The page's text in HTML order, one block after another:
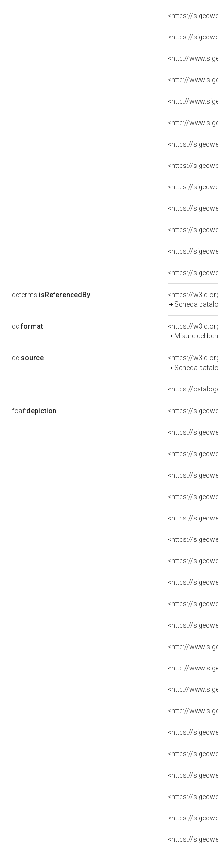
<https://
<https://
<http://
<http://
<http://
<http://
<https://
<https://
<https://
<https://
<https://
<https://
<https://
dcterms:isReferencedBy
<https://
Scheda
dc:format
<https://
Misure del
dc:source
<https://
Scheda
<https://
foaf:depiction <https://
<https://
<https://
<https://
<https://
<https://
<https://
<https://
<https://
<https://
<https://
<http://
<http://
<http://
<http://
<https://
<https://
<https://
<https://
<https://
<https://